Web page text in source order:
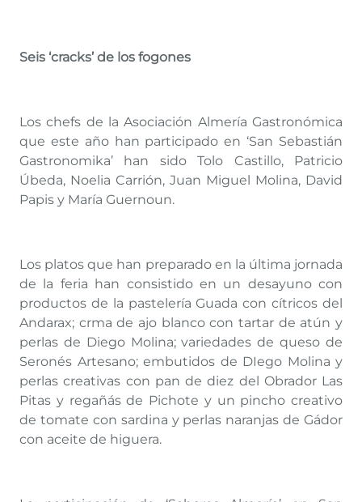
Seis ‘cracks’ de los fogones
Los chefs de la Asociación Almería Gastronómica
que este año han participado en ‘San Sebastián
Gastronomika’ han sido Tolo Castillo, Patricio
Úbeda, Noelia Carrión, Juan Miguel Molina, David
Papis y María Guernoun.
Los platos que han preparado en la última jornada
de la feria han consistido en un desayuno con
productos de la pastelería Guada con cítricos del
Andarax; crma de ajo blanco con tartar de atún y
perlas de Diego Molina; variedades de queso de
Seronés Artesano; embutidos de DIego Molina y
perlas creativas con pan de diez del Obrador Las
Pitas y regañás de Pichote y un pincho creativo
de tomate con sardina y perlas naranjas de Gádor
con aceite de higuera.